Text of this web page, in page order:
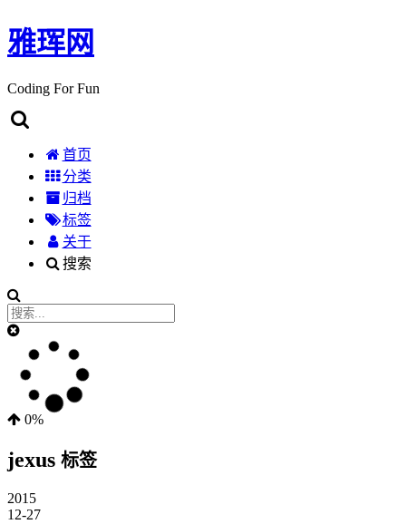
雅珲网
Coding For Fun
首页
分类
归档
标签
关于
搜索
0%
jexus 标签
2015
12-27